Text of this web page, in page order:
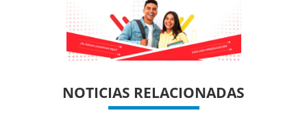
NOTICIAS RELACIONADAS